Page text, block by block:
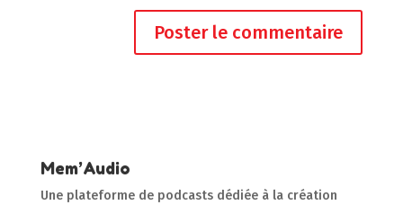
Mem’Audio
Une plateforme de podcasts dédiée à la création